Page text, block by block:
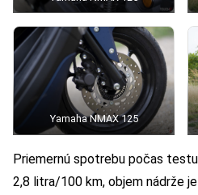
Yamaha NMAX 125
Priemernú spotrebu počas
2,8 litra/100 km, objem nádrže